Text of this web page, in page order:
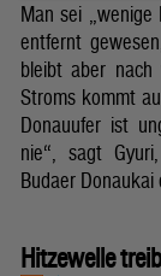
Man sei „wenige
entfernt
bleibt aber
Stroms kommt
Donauufer ist
nie“, sagt
Budaer
Hitzewelle